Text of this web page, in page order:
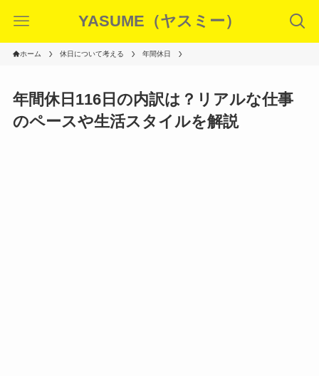
YASUME（ヤスミー）
ホーム 休日について考える 年間休日
年間休日116日の内訳は？リアルな仕事
のペースや生活スタイルを解説